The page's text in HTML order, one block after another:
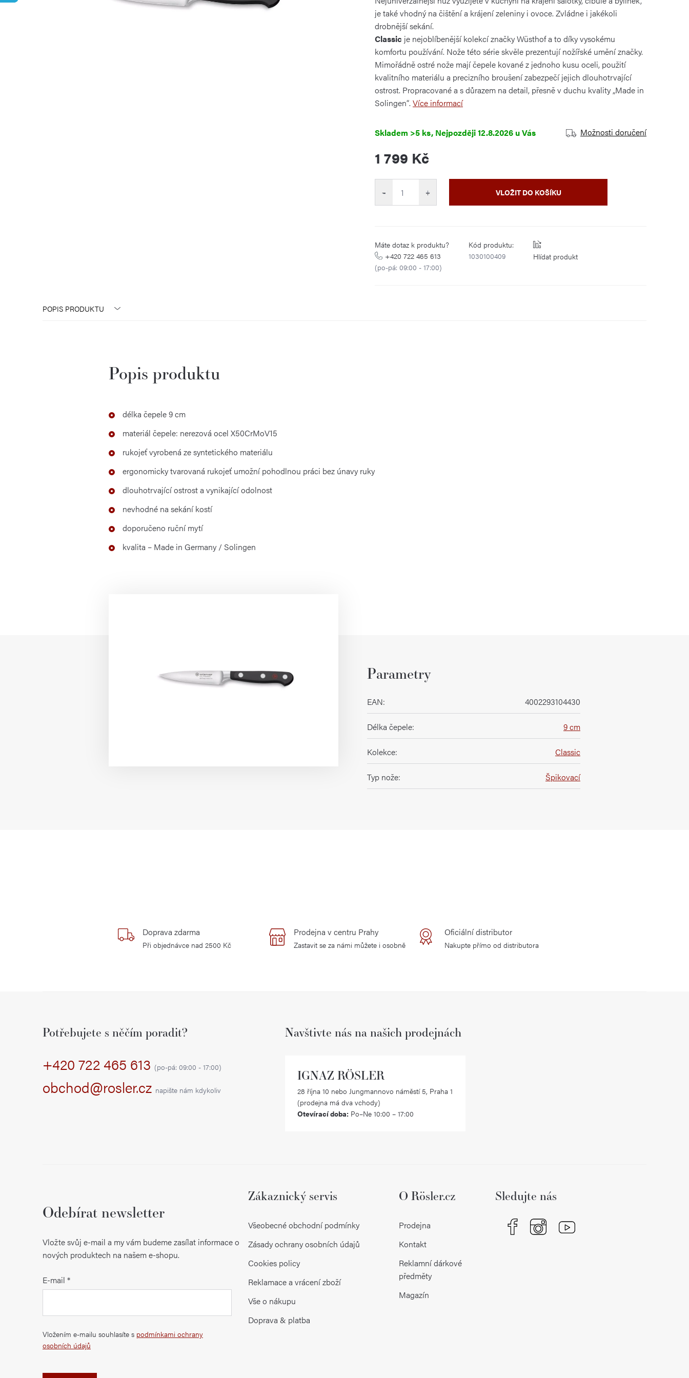
5
hvězdiček.
je také vhodný na čištění a krájení zeleniny i ovoce. Zvládne i jakékoli
drobnější sekání.
Classic je nejoblíbenější kolekcí značky Wüsthof a to díky vysokému
komfortu používání. Nože této série skvěle prezentují nožířské umění značky.
Mimořádně ostré nože mají čepele kované z jednoho kusu oceli, použití
kvalitního materiálu a precizního broušení zabezpečí jejich dlouhotrvající
ostrost. Propracované a s důrazem na detail, přesně v duchu kvality „Made in
Solingen“. Více informací
Skladem >5 ks 12.8.2026 Možnosti doručení
1 799 Kč
Měrná
cena:
+
− VLOŽIT DO KOŠÍKU
Máte dotaz k produktu?
+420 722 465 613
(po-pá: 09:00 - 17:00)
Kód produktu:
1030100409
Hlídat
POPIS PRODUKTU
Popis produktu
délka čepele 9 cm
materiál čepele: nerezová ocel X50CrMoV15
rukojeť vyrobená ze syntetického materiálu
ergonomicky tvarovaná rukojeť umožní pohodlnou práci bez únavy ruky
dlouhotrvající ostrost a vynikající odolnost
nevhodné na sekání kostí
doporučeno ruční mytí
kvalita – Made in Germany / Solingen
Parametry
EAN: 4002293104430
Délka čepele: 9 cm
Kolekce: Classic
Typ nože: Špikovací
Doprava zdarma
Při objednávce nad 2500 Kč
Prodejna v centru Prahy
Zastavit se za námi můžete i osobně
Oficiální distributor
Nakupte přímo od distributora
Potřebujete s něčím poradit?
+420 722 465 613 (po-pá: 09:00 - 17:00)
obchod@rosler.cz napište nám kdykoliv
Navštivte nás na našich prodejnách
IGNAZ RÖSLER
28 října 10 nebo Jungmannovo náměstí 5, Praha 1
(prodejna má dva vchody)
Otevírací doba: Po–Ne 10:00 – 17:00
Odebírat newsletter
Vložte svůj e-mail a my vám budeme zasílat informace o
nových produktech na našem e-shopu.
E-mail
Vložením e-mailu souhlasíte s podmínkami ochrany
osobních údajů
Zákaznický servis
Všeobecné obchodní podmínky
Zásady ochrany osobních údajů
Cookies policy
Reklamace a vrácení zboží
Vše o nákupu
Doprava & platba
O Rösler.cz
Prodejna
Kontakt
Reklamní dárkové
předměty
Magazín
Sledujte nás